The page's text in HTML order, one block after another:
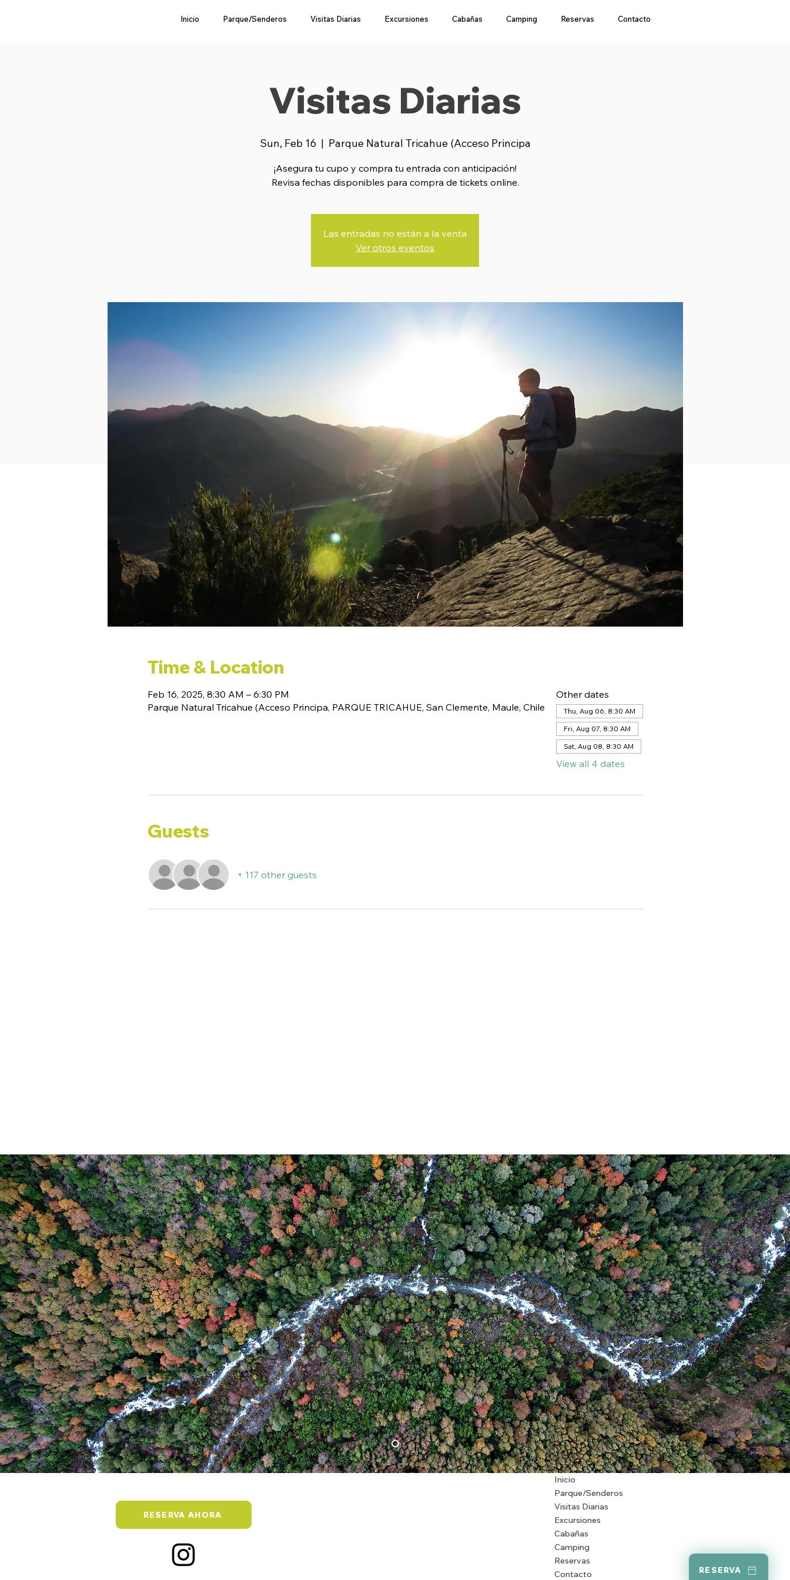
Inicio Parque/Senderos Visitas Diarias Excursiones Cabañas Camping Reservas Contacto
Visitas Diarias
Sun, Feb 16
  |
Parque Natural Tricahue (Acceso Principa
¡Asegura tu cupo y compra tu entrada con anticipación!
Revisa fechas disponibles para compra de tickets online.
Las entradas no están a la venta
Ver otros eventos
Time & Location
Feb 16, 2025, 8:30 AM – 6:30 PM
Parque Natural Tricahue (Acceso Principa, PARQUE TRICAHUE, San Clemente, Maule, Chile
Other dates
Thu, Aug 06, 8:30 AM
Fri, Aug 07, 8:30 AM
Sat, Aug 08, 8:30 AM
View all 4 dates
Guests
+ 117 other guests
RESERVA
RESERVA AHORA
Inicio
Parque/Senderos
Visitas Diarias
Excursiones
Cabañas
Camping
Reservas
Contacto